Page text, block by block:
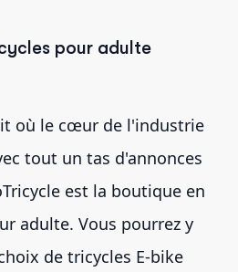
pour adulte
où le cœur de l'industrie
tout un tas d'annonces
est la boutique en
adulte. Vous pourrez y
de tricycles E-bike